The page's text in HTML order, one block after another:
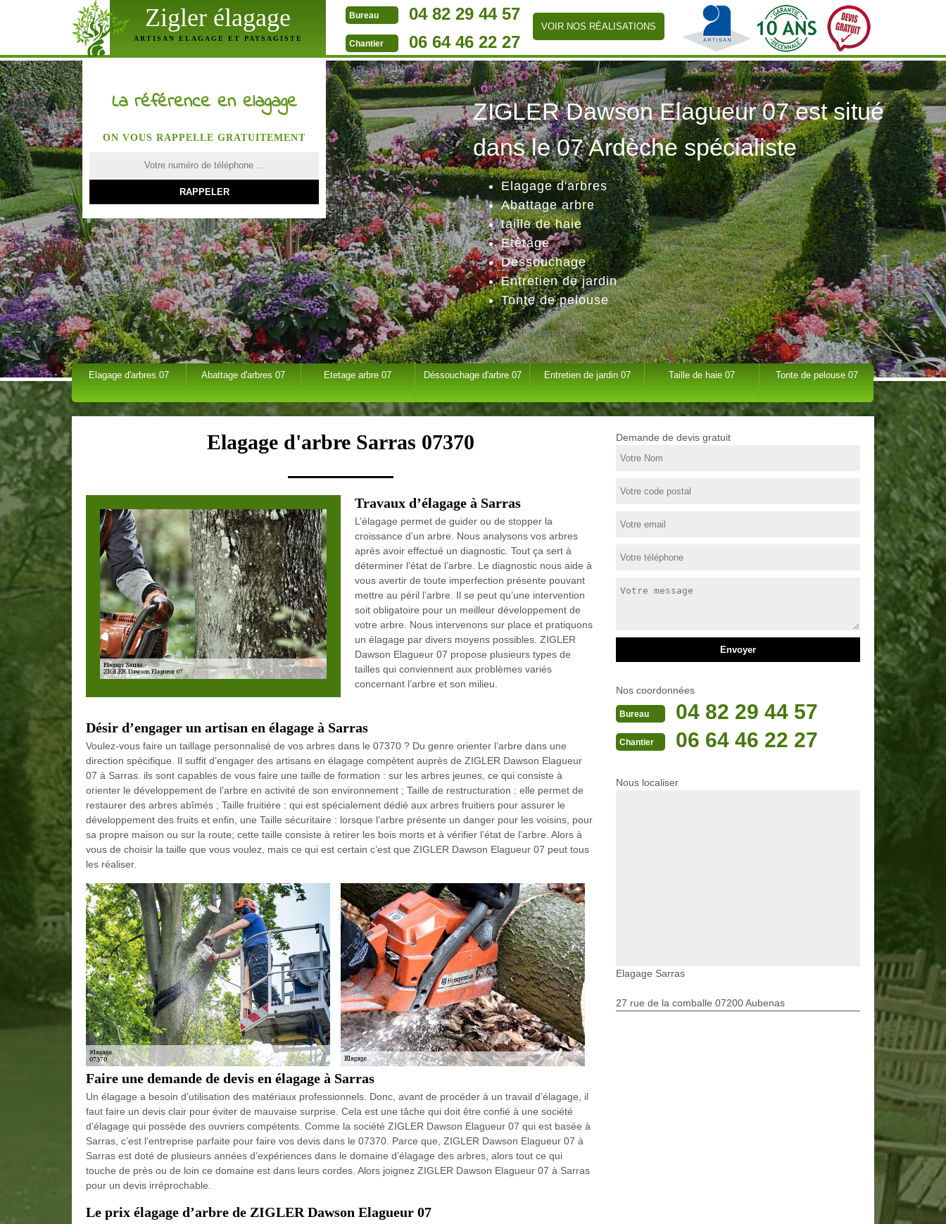
Zigler élagage
ARTISAN ELAGAGE ET PAYSAGISTE
Bureau 04 82 29 44 57
Chantier 06 64 46 22 27
VOIR NOS RÉALISATIONS
ZIGLER Dawson Elagueur 07 est situé
dans le 07 Ardèche spécialiste
Elagage d'arbres
Abattage arbre
taille de haie
Etêtage
Déssouchage
Entretien de jardin
Tonte de pelouse
La référence en elagage
ON VOUS RAPPELLE GRATUITEMENT
Elagage d'arbres 07 Abattage d'arbres 07 Etetage arbre 07 Déssouchage d'arbre 07 Entretien de jardin 07 Taille de haie 07 Tonte de pelouse 07
Elagage d'arbre Sarras 07370
Travaux d’élagage à Sarras
L’élagage permet de guider ou de stopper la
croissance d’un arbre. Nous analysons vos arbres
après avoir effectué un diagnostic. Tout ça sert à
déterminer l’état de l’arbre. Le diagnostic nous aide à
vous avertir de toute imperfection présente pouvant
mettre au péril l’arbre. Il se peut qu’une intervention
soit obligatoire pour un meilleur développement de
votre arbre. Nous intervenons sur place et pratiquons
un élagage par divers moyens possibles. ZIGLER
Dawson Elagueur 07 propose plusieurs types de
tailles qui conviennent aux problèmes variés
concernant l’arbre et son milieu.
Désir d’engager un artisan en élagage à Sarras
Voulez-vous faire un taillage personnalisé de vos arbres dans le 07370 ? Du genre orienter l’arbre dans une
direction spécifique. Il suffit d’engager des artisans en élagage compètent auprès de ZIGLER Dawson Elagueur
07 à Sarras. ils sont capables de vous faire une taille de formation : sur les arbres jeunes, ce qui consiste à
orienter le développement de l’arbre en activité de son environnement ; Taille de restructuration : elle permet de
restaurer des arbres abîmés ; Taille fruitière : qui est spécialement dédié aux arbres fruitiers pour assurer le
développement des fruits et enfin, une Taille sécuritaire : lorsque l’arbre présente un danger pour les voisins, pour
sa propre maison ou sur la route; cette taille consiste à retirer les bois morts et à vérifier l’état de l’arbre. Alors à
vous de choisir la taille que vous voulez, mais ce qui est certain c’est que ZIGLER Dawson Elagueur 07 peut tous
les réaliser.
Faire une demande de devis en élagage à Sarras
Un élagage a besoin d’utilisation des matériaux professionnels. Donc, avant de procéder à un travail d’élagage, il
faut faire un devis clair pour éviter de mauvaise surprise. Cela est une tâche qui doit être confié à une société
d’élagage qui possède des ouvriers compétents. Comme la société ZIGLER Dawson Elagueur 07 qui est basée à
Sarras, c’est l’entreprise parfaite pour faire vos devis dans le 07370. Parce que, ZIGLER Dawson Elagueur 07 à
Sarras est doté de plusieurs années d’expériences dans le domaine d’élagage des arbres, alors tout ce qui
touche de près ou de loin ce domaine est dans leurs cordes. Alors joignez ZIGLER Dawson Elagueur 07 à Sarras
pour un devis irréprochable.
Le prix élagage d’arbre de ZIGLER Dawson Elagueur 07
Demande de devis gratuit
Nos coordonnées
Bureau 04 82 29 44 57
Chantier 06 64 46 22 27
Nous localiser
Elagage Sarras
27 rue de la comballe 07200 Aubenas